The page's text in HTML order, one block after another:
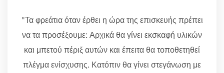
"Τα φρεάτια όταν έρθει η ώρα της επισκευής πρέπει
να τα προσέξουμε: Αρχικά θα γίνει εκσκαφή υλικών
και μπετού πέριξ αυτών και έπειτα θα τοποθετηθεί
πλέγμα ενίσχυσης. Κατόπιν θα γίνει στεγάνωση με